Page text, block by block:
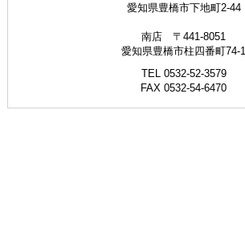
愛知県豊橋市下地町2-44
南店 〒441-8051
愛知県豊橋市柱四番町74-1
TEL 0532-52-3579
FAX 0532-54-6470